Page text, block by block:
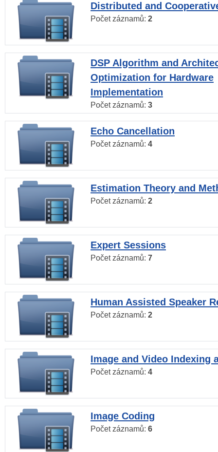
Distributed and
Počet záznamů: 2
DSP Algorithm and
Optimization for Hardware
Implementation
Počet záznamů: 3
Echo Cancellation
Počet záznamů: 4
Estimation Theory and
Počet záznamů: 2
Expert Sessions
Počet záznamů: 7
Human Assisted Speaker
Počet záznamů: 2
Image and Video Indexing
Počet záznamů: 4
Image Coding
Počet záznamů: 6